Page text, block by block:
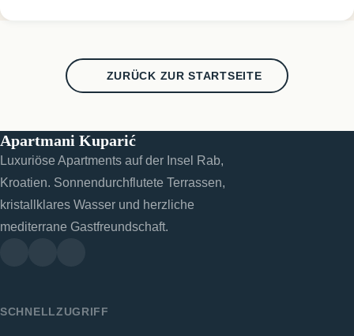
ZURÜCK ZUR STARTSEITE
Apartmani Kuparić
Luxuriöse Apartments auf der Insel Rab,
Kroatien. Sonnendurchflutete Terrassen,
kristallklares Wasser und herzliche
mediterrane Gastfreundschaft.
SCHNELLZUGRIFF